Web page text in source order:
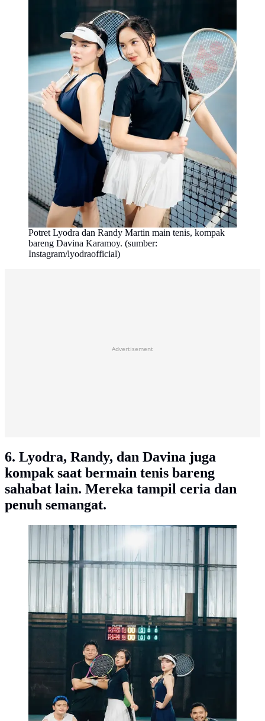
Potret Lyodra dan Randy Martin main tenis, kompak
bareng Davina Karamoy. (sumber:
Instagram/lyodraofficial)
Advertisement
6. Lyodra, Randy, dan Davina juga
kompak saat bermain tenis bareng
sahabat lain. Mereka tampil ceria dan
penuh semangat.